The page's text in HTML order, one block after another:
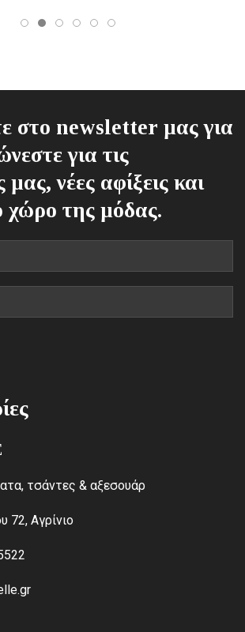
στο newsletter μας για
για τις
νέες αφίξεις και
χώρο της μόδας.
τσάντες & αξεσουάρ
72, Αγρίνιο